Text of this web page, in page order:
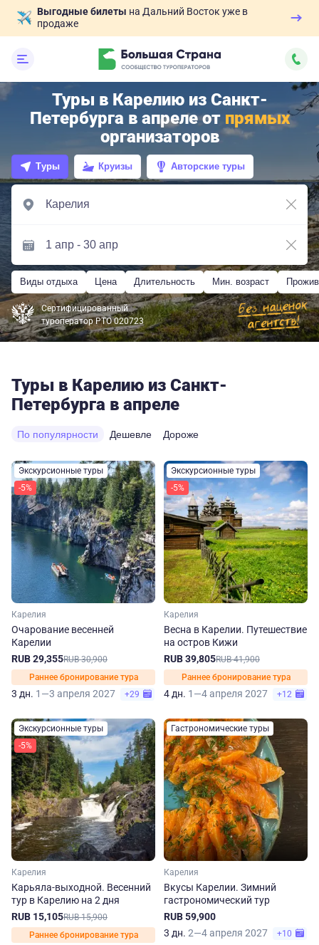
Выгодные билеты на Дальний Восток уже в
продаже
Туры в Карелию из Санкт-
Петербурга в апреле от прямых
организаторов
Туры Круизы Авторские туры
Виды отдыха Цена Длительность Мин. возраст
Сертифицированный
туроператор РТО 020723
Туры в Карелию из Санкт-
Петербурга в апреле
По популярности Дешевле Дороже
Экскурсионные туры
-5%
Карелия
Очарование весенней
Карелии
RUB 29,355RUB 30,900
Раннее бронирование тура
3 дн. 1—3 апреля 2027 +29
Экскурсионные туры
-5%
Карелия
Весна в Карелии. Путешествие
на остров Кижи
RUB 39,805RUB 41,900
Раннее бронирование тура
4 дн. 1—4 апреля 2027 +12
Экскурсионные туры
-5%
Карелия
Карьяла-выходной. Весенний
тур в Карелию на 2 дня
RUB 15,105RUB 15,900
Раннее бронирование тура
Гастрономические туры
Карелия
Вкусы Карелии. Зимний
гастрономический тур
RUB 59,900
3 дн. 2—4 апреля 2027 +10